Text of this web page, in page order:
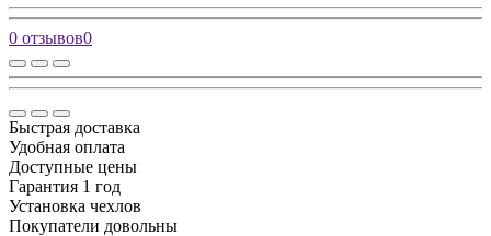
0 отзывов0
Быстрая доставка
Удобная оплата
Доступные цены
Гарантия 1 год
Установка чехлов
Покупатели довольны